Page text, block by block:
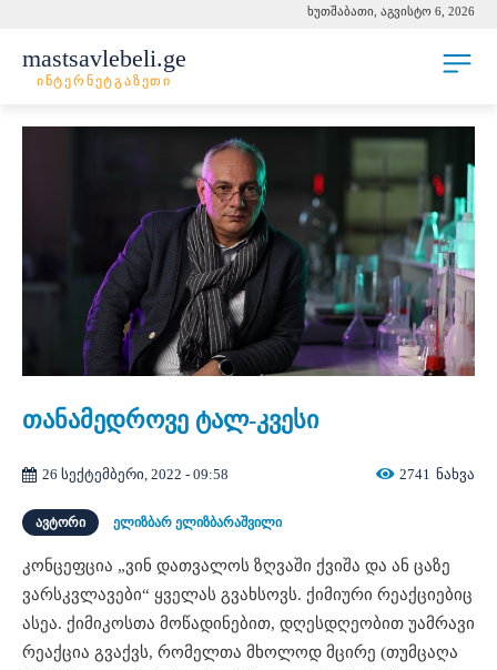
ხუთშაბათი, აგვისტო 6, 2026
mastsavlebeli.ge
ინტერნეტგაზეთი
თანამედროვე ტალ-კვესი
26 სექტემბერი, 2022 - 09:58 2741 ნახვა
ᲐᲕᲢᲝᲠᲘ ელიზბარ ელიზბარაშვილი
კონცეფცია „ვინ დათვალოს ზღვაში ქვიშა და ან ცაზე
ვარსკვლავები“ ყველას გვახსოვს. ქიმიური რეაქციებიც
ასეა. ქიმიკოსთა მოწადინებით, დღესდღეობით უამრავი
რეაქცია გვაქვს, რომელთა მხოლოდ მცირე (თუმცაღა